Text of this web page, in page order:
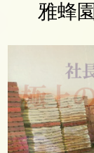
雅蜂